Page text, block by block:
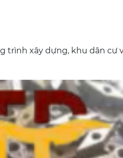
trình xây dựng, khu dân cư